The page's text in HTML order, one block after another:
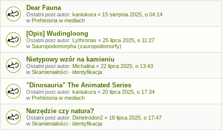
Dear Fauna
Ostatni post autor: kaniukura « 15 sierpnia 2025, o 04:14
w Prehistoria w mediach
[Opis] Wudingloong
Ostatni post autor: Lythronax « 25 lipca 2025, o 11:27
w Sauropodomorpha (zauropodomorfy)
Nietypowy wzór na kamieniu
Ostatni post autor: Michalina « 22 lipca 2025, o 13:43
w Skamieniałości - identyfikacja
"Dinosauria" The Animated Series
Ostatni post autor: kaniukura « 20 lipca 2025, o 17:34
w Prehistoria w mediach
Narzędzie czy natura?
Ostatni post autor: Dimetrodon2 « 18 lipca 2025, o 17:47
w Skamieniałości - identyfikacja